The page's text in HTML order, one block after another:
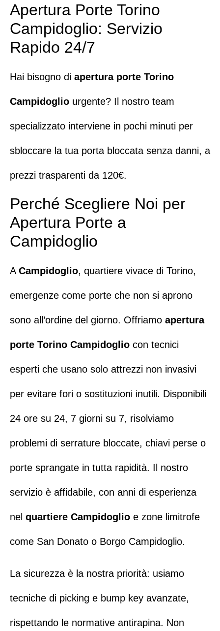
Apertura Porte Torino
Campidoglio: Servizio
Rapido 24/7
Hai bisogno di apertura porte Torino
Campidoglio urgente? Il nostro team
specializzato interviene in pochi minuti per
sbloccare la tua porta bloccata senza danni, a
prezzi trasparenti da 120€.
Perché Scegliere Noi per
Apertura Porte a
Campidoglio
A Campidoglio, quartiere vivace di Torino,
emergenze come porte che non si aprono
sono all’ordine del giorno. Offriamo apertura
porte Torino Campidoglio con tecnici
esperti che usano solo attrezzi non invasivi
per evitare fori o sostituzioni inutili. Disponibili
24 ore su 24, 7 giorni su 7, risolviamo
problemi di serrature bloccate, chiavi perse o
porte sprangate in tutta rapidità. Il nostro
servizio è affidabile, con anni di esperienza
nel quartiere Campidoglio e zone limitrofe
come San Donato o Borgo Campidoglio.
La sicurezza è la nostra priorità: usiamo
tecniche di picking e bump key avanzate,
rispettando le normative antirapina. Non